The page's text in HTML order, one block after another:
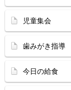
児童集会
歯みがき指導
今日の給食